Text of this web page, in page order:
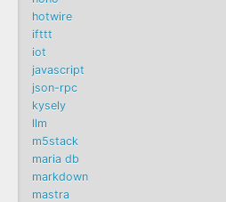
hotwire
ifttt
iot
javascript
json-rpc
kysely
llm
m5stack
maria db
markdown
mastra